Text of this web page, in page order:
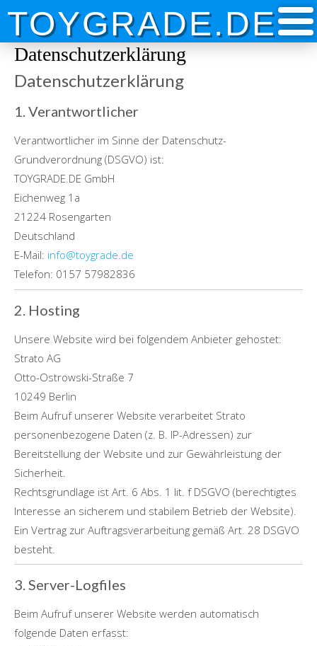
Skip
content
TOYGRADE.DE
Datenschutzerklärung
Datenschutzerklärung
1. Verantwortlicher
Verantwortlicher im Sinne der Datenschutz-
Grundverordnung (DSGVO) ist:
TOYGRADE.DE GmbH
Eichenweg 1a
21224 Rosengarten
Deutschland
E-Mail: info@toygrade.de
Telefon: 0157 57982836
2. Hosting
Unsere Website wird bei folgendem Anbieter gehostet:
Strato AG
Otto-Ostrowski-Straße 7
10249 Berlin
Beim Aufruf unserer Website verarbeitet Strato
personenbezogene Daten (z. B. IP-Adressen) zur
Bereitstellung der Website und zur Gewährleistung der
Sicherheit.
Rechtsgrundlage ist Art. 6 Abs. 1 lit. f DSGVO (berechtigtes
Interesse an sicherem und stabilem Betrieb der Website).
Ein Vertrag zur Auftragsverarbeitung gemäß Art. 28 DSGVO
besteht.
3. Server-Logfiles
Beim Aufruf unserer Website werden automatisch
folgende Daten erfasst: